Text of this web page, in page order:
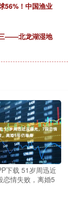
56%！中国渔业
——北龙湖湿地
下载 51岁周迅近
恋情失败，离婚5